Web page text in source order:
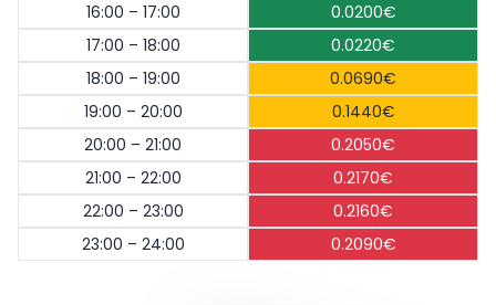
16:00 – 17:00
0.0200€
17:00 – 18:00
0.0220€
18:00 – 19:00
0.0690€
19:00 – 20:00
0.1440€
20:00 – 21:00
0.2050€
21:00 – 22:00
0.2170€
22:00 – 23:00
0.2160€
23:00 – 24:00
0.2090€